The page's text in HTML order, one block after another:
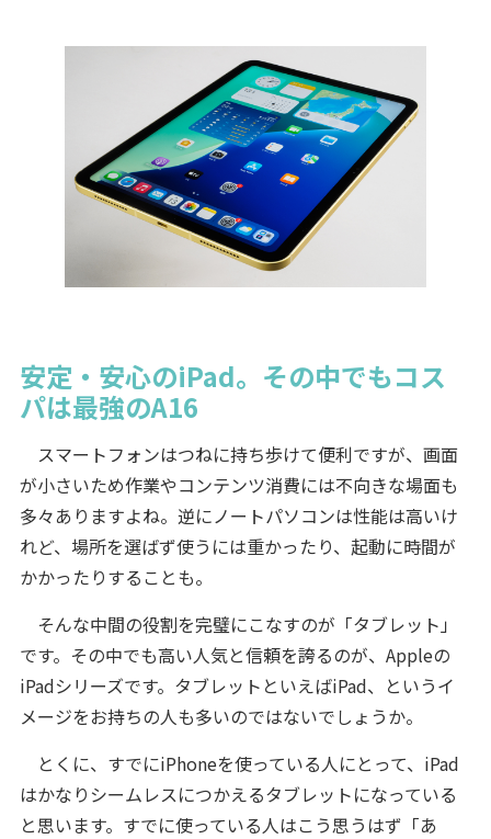
安定・安心のiPad。その中でもコス
パは最強のA16
スマートフォンはつねに持ち歩けて便利ですが、画面
が小さいため作業やコンテンツ消費には不向きな場面も
多々ありますよね。逆にノートパソコンは性能は高いけ
れど、場所を選ばず使うには重かったり、起動に時間が
かかったりすることも。
そんな中間の役割を完璧にこなすのが「タブレット」
です。その中でも高い人気と信頼を誇るのが、Appleの
iPadシリーズです。タブレットといえばiPad、というイ
メージをお持ちの人も多いのではないでしょうか。
とくに、すでにiPhoneを使っている人にとって、iPad
はかなりシームレスにつかえるタブレットになっている
と思います。すでに使っている人はこう思うはず「あ